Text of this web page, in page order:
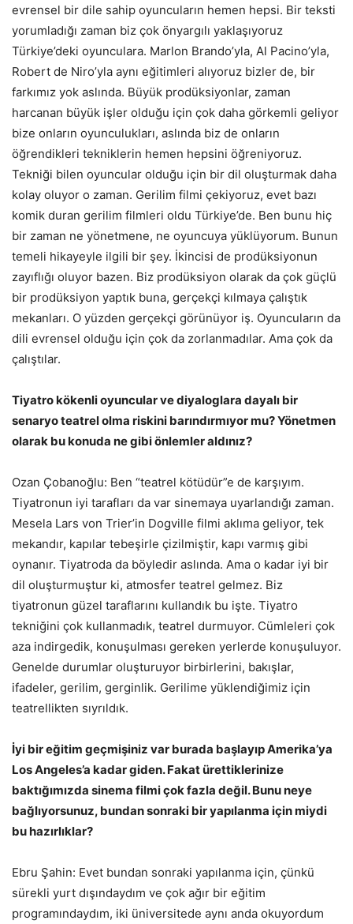
evrensel bir dile sahip oyuncuların hemen hepsi. Bir teksti
yorumladığı zaman biz çok önyargılı yaklaşıyoruz
Türkiye’deki oyunculara. Marlon Brando’yla, Al Pacino’yla,
Robert de Niro’yla aynı eğitimleri alıyoruz bizler de, bir
farkımız yok aslında. Büyük prodüksiyonlar, zaman
harcanan büyük işler olduğu için çok daha görkemli geliyor
bize onların oyunculukları, aslında biz de onların
öğrendikleri tekniklerin hemen hepsini öğreniyoruz.
Tekniği bilen oyuncular olduğu için bir dil oluşturmak daha
kolay oluyor o zaman. Gerilim filmi çekiyoruz, evet bazı
komik duran gerilim filmleri oldu Türkiye’de. Ben bunu hiç
bir zaman ne yönetmene, ne oyuncuya yüklüyorum. Bunun
temeli hikayeyle ilgili bir şey. İkincisi de prodüksiyonun
zayıflığı oluyor bazen. Biz prodüksiyon olarak da çok güçlü
bir prodüksiyon yaptık buna, gerçekçi kılmaya çalıştık
mekanları. O yüzden gerçekçi görünüyor iş. Oyuncuların da
dili evrensel olduğu için çok da zorlanmadılar. Ama çok da
çalıştılar.
Tiyatro kökenli oyuncular ve diyaloglara dayalı bir
senaryo teatrel olma riskini barındırmıyor mu? Yönetmen
olarak bu konuda ne gibi önlemler aldınız?
Ozan Çobanoğlu: Ben “teatrel kötüdür”e de karşıyım.
Tiyatronun iyi tarafları da var sinemaya uyarlandığı zaman.
Mesela Lars von Trier’in Dogville filmi aklıma geliyor, tek
mekandır, kapılar tebeşirle çizilmiştir, kapı varmış gibi
oynanır. Tiyatroda da böyledir aslında. Ama o kadar iyi bir
dil oluşturmuştur ki, atmosfer teatrel gelmez. Biz
tiyatronun güzel taraflarını kullandık bu işte. Tiyatro
tekniğini çok kullanmadık, teatrel durmuyor. Cümleleri çok
aza indirgedik, konuşulması gereken yerlerde konuşuluyor.
Genelde durumlar oluşturuyor birbirlerini, bakışlar,
ifadeler, gerilim, gerginlik. Gerilime yüklendiğimiz için
teatrellikten sıyrıldık.
İyi bir eğitim geçmişiniz var burada başlayıp Amerika’ya
Los Angeles’a kadar giden. Fakat ürettiklerinize
baktığımızda sinema filmi çok fazla değil. Bunu neye
bağlıyorsunuz, bundan sonraki bir yapılanma için miydi
bu hazırlıklar?
Ebru Şahin: Evet bundan sonraki yapılanma için, çünkü
sürekli yurt dışındaydım ve çok ağır bir eğitim
programındaydım, iki üniversitede aynı anda okuyordum